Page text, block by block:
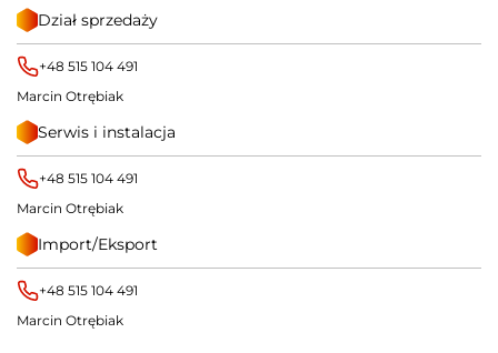
Dział sprzedaży
+48 515 104 491
Marcin Otrębiak
Serwis i instalacja
+48 515 104 491
Marcin Otrębiak
Import/Eksport
+48 515 104 491
Marcin Otrębiak